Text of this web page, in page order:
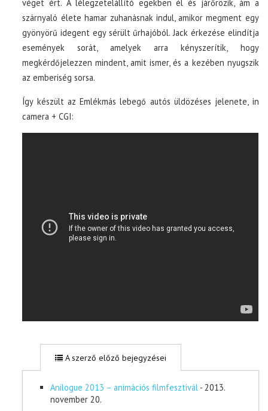
véget ért. A lélegzetelállító egekben él és járőrözik, ám a
szárnyaló élete hamar zuhanásnak indul, amikor megment egy
gyönyörű idegent egy sérült űrhajóból. Jack érkezése elindítja
események sorát, amelyek arra kényszerítik, hogy
megkérdőjelezzen mindent, amit ismer, és a kezében nyugszik
az emberiség sorsa.
Így készült az Emlékmás lebegő autós üldözéses jelenete, in
camera + CGI:
A szerző előző bejegyzései
Anilogue 2013 – animációs filmfesztivál - 2013.
november 20.